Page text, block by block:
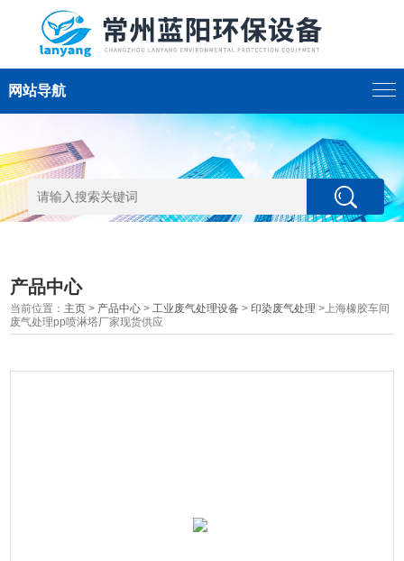
网站导航
产品中心
当前位置： 主页 > 产品中心 >工业废气处理设备 > 印染废气处理 >上海橡胶车间
废气处理pp喷淋塔厂家现货供应